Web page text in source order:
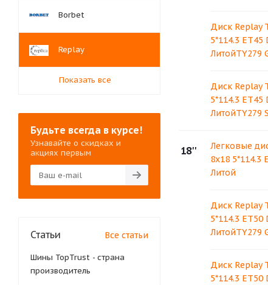
Диск Replay
5*114.3 ET45
ЛитойTY279
Диск Replay
5*114.3 ET45
ЛитойTY279
18''
Легковые
8x18 5*114.3
Литой
Диск Replay
5*114.3 ET50
ЛитойTY279
Диск Replay
5*114.3 ET50
Borbet
Replay
Показать все
Будьте всегда в курсе!
Узнавайте о скидках и
акциях первым
Статьи Все статьи
Шины TopTrust - страна
производитель